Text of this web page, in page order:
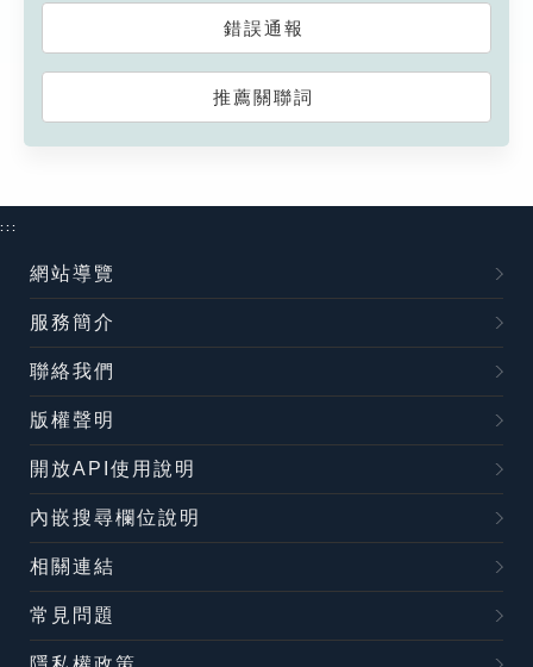
錯誤通報
推薦關聯詞
:::
網站導覽
服務簡介
聯絡我們
版權聲明
開放API使用說明
內嵌搜尋欄位說明
相關連結
常見問題